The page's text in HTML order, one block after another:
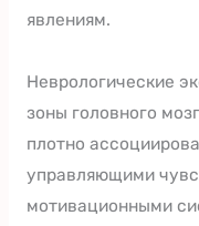
явлениям.
Неврологические
зоны головного
плотно
управляющими
мотивационными